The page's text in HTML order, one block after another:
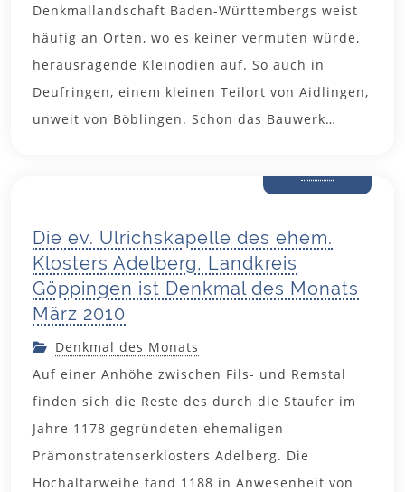
Denkmallandschaft Baden-Württembergs weist
häufig an Orten, wo es keiner vermuten würde,
herausragende Kleinodien auf. So auch in
Deufringen, einem kleinen Teilort von Aidlingen,
unweit von Böblingen. Schon das Bauwerk…
Die ev. Ulrichskapelle des ehem.
Klosters Adelberg, Landkreis
Göppingen ist Denkmal des Monats
März 2010
Denkmal des Monats
Auf einer Anhöhe zwischen Fils- und Remstal
finden sich die Reste des durch die Staufer im
Jahre 1178 gegründeten ehemaligen
Prämonstratenserklosters Adelberg. Die
Hochaltarweihe fand 1188 in Anwesenheit von